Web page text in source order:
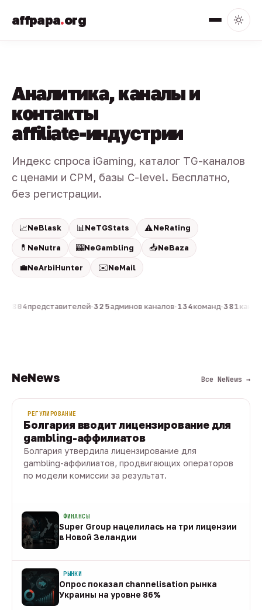
affpapa.org
Аналитика, каналы и
контакты
affiliate-индустрии
Индекс спроса iGaming, каталог TG-каналов
с ценами и CPM, базы C-level. Бесплатно,
без регистрации.
📈NeBlask 📊 NeTGStats ⚠️NeRating
💊 NeNutra 🎰NeGambling 📥NeBaza
💼NeArbiHunter ✉️NeMail
804представителей·325админов каналов·134команд·381
NeNews Все NeNews →
РЕГУЛИРОВАНИЕ
Болгария вводит лицензирование для
gambling-аффилиатов
Болгария утвердила лицензирование для
gambling-аффилиатов, продвигающих операторов
по модели комиссии за результат.
ФИНАНСЫ
Super Group нацелилась на три лицензии
в Новой Зеландии
РЫНКИ
Опрос показал channelisation рынка
Украины на уровне 86%